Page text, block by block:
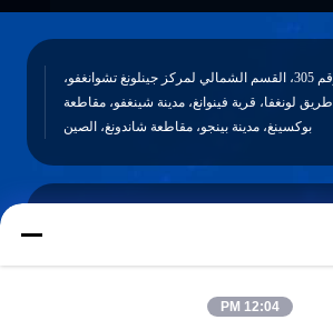
رقم 305، القسم الشمالي لمركز جينلونغ تشوانغفو،
طريق لونغفا، قرية فينوانغ، مدينة شينغفو، مقاطعة
بوكسينغ، مدينة بينجو، مقاطعة شاندونغ، الصين
12:04 PM